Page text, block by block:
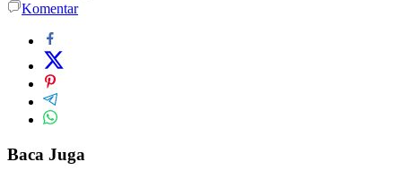
Komentar
Baca Juga